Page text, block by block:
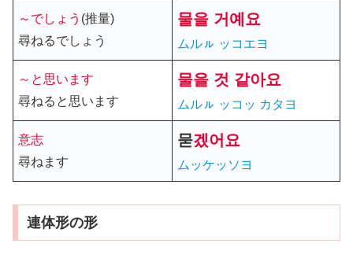
～でしょう (推量)
尋ねるでしょう
물을 거예요
ムルㇽ ッコエヨ
～と思います
尋ねると思います
물을 것 같아요
ムルㇽ ッコッ カタヨ
意志
尋ねます
묻겠어요
ムッケッソヨ
連体形の形